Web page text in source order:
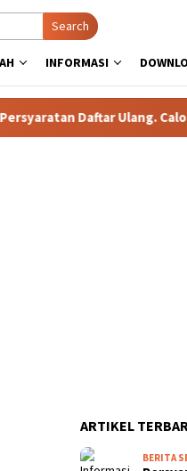
Search
INFORMASI
Daftar Ulang. Calon
ARTIKEL
BERITA